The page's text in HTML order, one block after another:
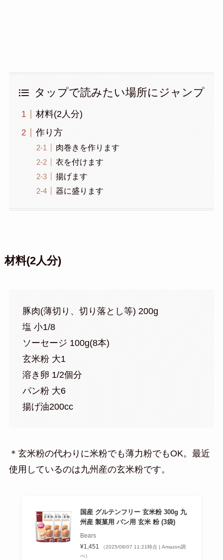
タップで読みたい場所にジャンプ
材料(2人分)
作り方
肉巻きを作ります
衣を付けます
揚げます
器に盛ります
材料(2人分)
豚肉(薄切り、切り落とし等) 200g
塩 小1/8
ソーセージ 100g(8本)
玄米粉 大1
溶き卵 1/2個分
パン粉 大6
揚げ油200cc
＊玄米粉の代わりに米粉でも薄力粉でもOK。最近
使用しているのは九州産の玄米粉です。
国産 グルテンフリー 玄米粉 300g 九
州産 製菓用 パン用 玄米 粉 (3袋)
Bears
¥1,451
（2025/08/07 11:21時点 | Amazon調
べ）